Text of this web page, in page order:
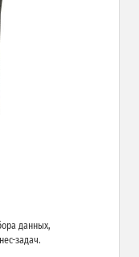
данных,
задач.